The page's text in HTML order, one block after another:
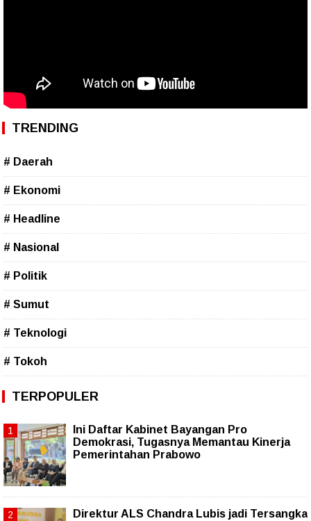
TRENDING
# Daerah
# Ekonomi
# Headline
# Nasional
# Politik
# Sumut
# Teknologi
# Tokoh
TERPOPULER
Ini Daftar Kabinet Bayangan Pro
Demokrasi, Tugasnya Memantau Kinerja
Pemerintahan Prabowo
Direktur ALS Chandra Lubis jadi Tersangka